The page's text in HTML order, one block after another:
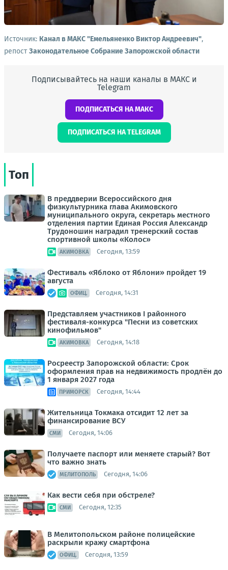
Источник: Канал в МАКС "Емельяненко Виктор Андреевич",
репостЗаконодательное Собрание Запорожской области
Подписывайтесь на наши каналы в МАКС и
Telegram
ПОДПИСАТЬСЯ НА МАКС
ПОДПИСАТЬСЯ НА TELEGRAM
Топ
В преддверии Всероссийского дня
физкультурника глава Акимовского
муниципального округа, секретарь местного
отделения партии Единая Россия Александр
Трудоношин наградил тренерский состав
спортивной школы «Колос»
АКИМОВКА Сегодня, 13:59
Фестиваль «Яблоко от Яблони» пройдет 19
августа
ОФИЦ. Сегодня, 14:31
Представляем участников I районного
фестиваля-конкурса "Песни из советских
кинофильмов"
АКИМОВКА Сегодня, 14:18
Росреестр Запорожской области: Срок
оформления прав на недвижимость продлён до
1 января 2027 года
ПРИМОРСК Сегодня, 14:44
Жительница Токмака отсидит 12 лет за
финансирование ВСУ
СМИ Сегодня, 14:06
Получаете паспорт или меняете старый? Вот
что важно знать
МЕЛИТОПОЛЬ Сегодня, 14:06
Как вести себя при обстреле?
СМИ Сегодня, 12:35
В Мелитопольском районе полицейские
раскрыли кражу смартфона
ОФИЦ. Сегодня, 13:59